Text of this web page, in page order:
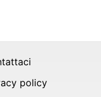
policy